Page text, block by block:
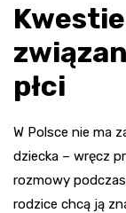
płci
W Polsce nie ma
dziecka – wręcz
rozmowy
rodzice chcą ją